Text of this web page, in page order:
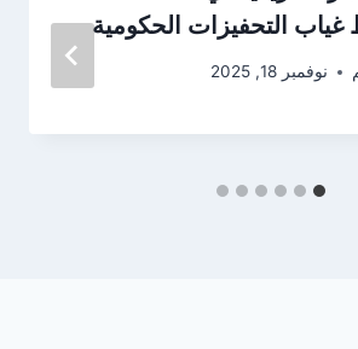
التحفيزات الحكومية
نوفمبر 18, 2025